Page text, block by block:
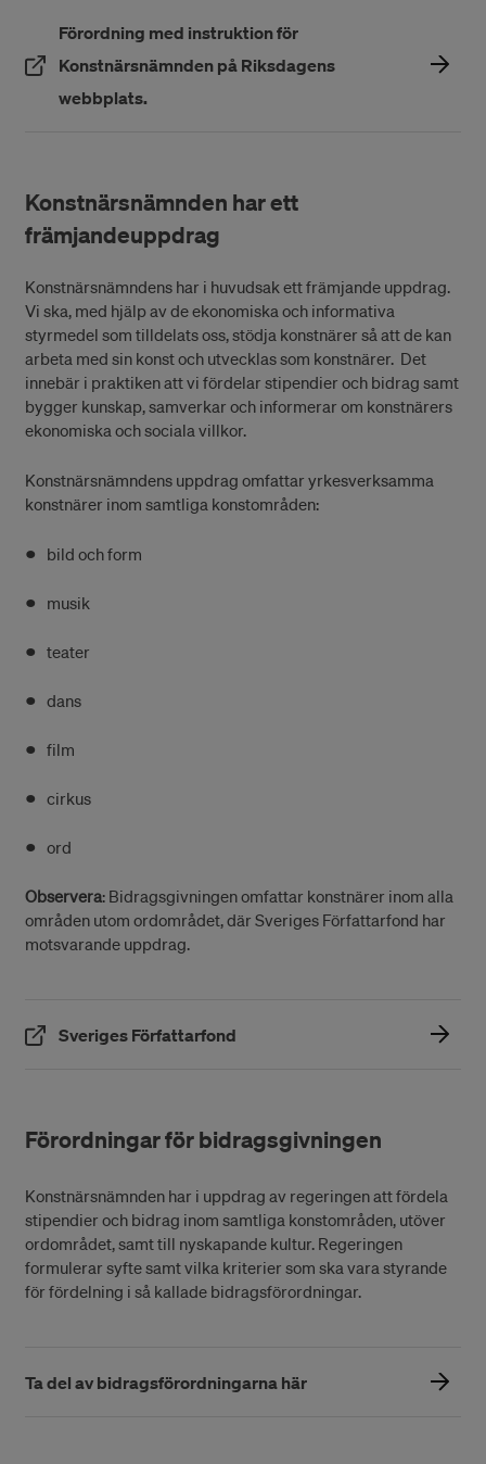
Förordning med instruktion för
Konstnärsnämnden på Riksdagens
webbplats.
Konstnärsnämnden har ett
främjandeuppdrag
Konstnärsnämndens har i huvudsak ett främjande uppdrag.
Vi ska, med hjälp av de ekonomiska och informativa
styrmedel som tilldelats oss, stödja konstnärer så att de kan
arbeta med sin konst och utvecklas som konstnärer. Det
innebär i praktiken att vi fördelar stipendier och bidrag samt
bygger kunskap, samverkar och informerar om konstnärers
ekonomiska och sociala villkor.
Konstnärsnämndens uppdrag omfattar yrkesverksamma
konstnärer inom samtliga konstområden:
bild och form
musik
teater
dans
film
cirkus
ord
Observera: Bidragsgivningen omfattar konstnärer inom alla
områden utom ordområdet, där Sveriges Författarfond har
motsvarande uppdrag.
Sveriges Författarfond (Öppnas i ett nytt fönster)
Förordningar för bidragsgivningen
Konstnärsnämnden har i uppdrag av regeringen att fördela
stipendier och bidrag inom samtliga konstområden, utöver
ordområdet, samt till nyskapande kultur. Regeringen
formulerar syfte samt vilka kriterier som ska vara styrande
för fördelning i så kallade bidragsförordningar.
Ta del av bidragsförordningarna här